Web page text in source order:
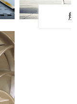
航空